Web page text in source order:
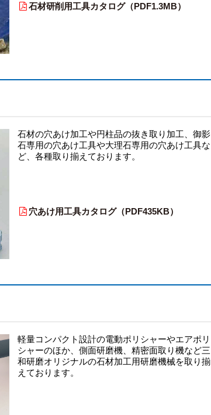
石材研削用工具カタログ（PDF1.3MB）
石材の穴あけ加工や円柱品の抜き取り加工、御影
石専用の穴あけ工具や大理石専用の穴あけ工具な
ど、各種取り揃えております。
穴あけ用工具カタログ（PDF435KB）
軽量コンパクト設計の電動ポリシャーやエアポリ
シャーのほか、側面研磨機、精密面取り機など三
和研磨オリジナルの石材加工用研磨機械を取り揃
えております。